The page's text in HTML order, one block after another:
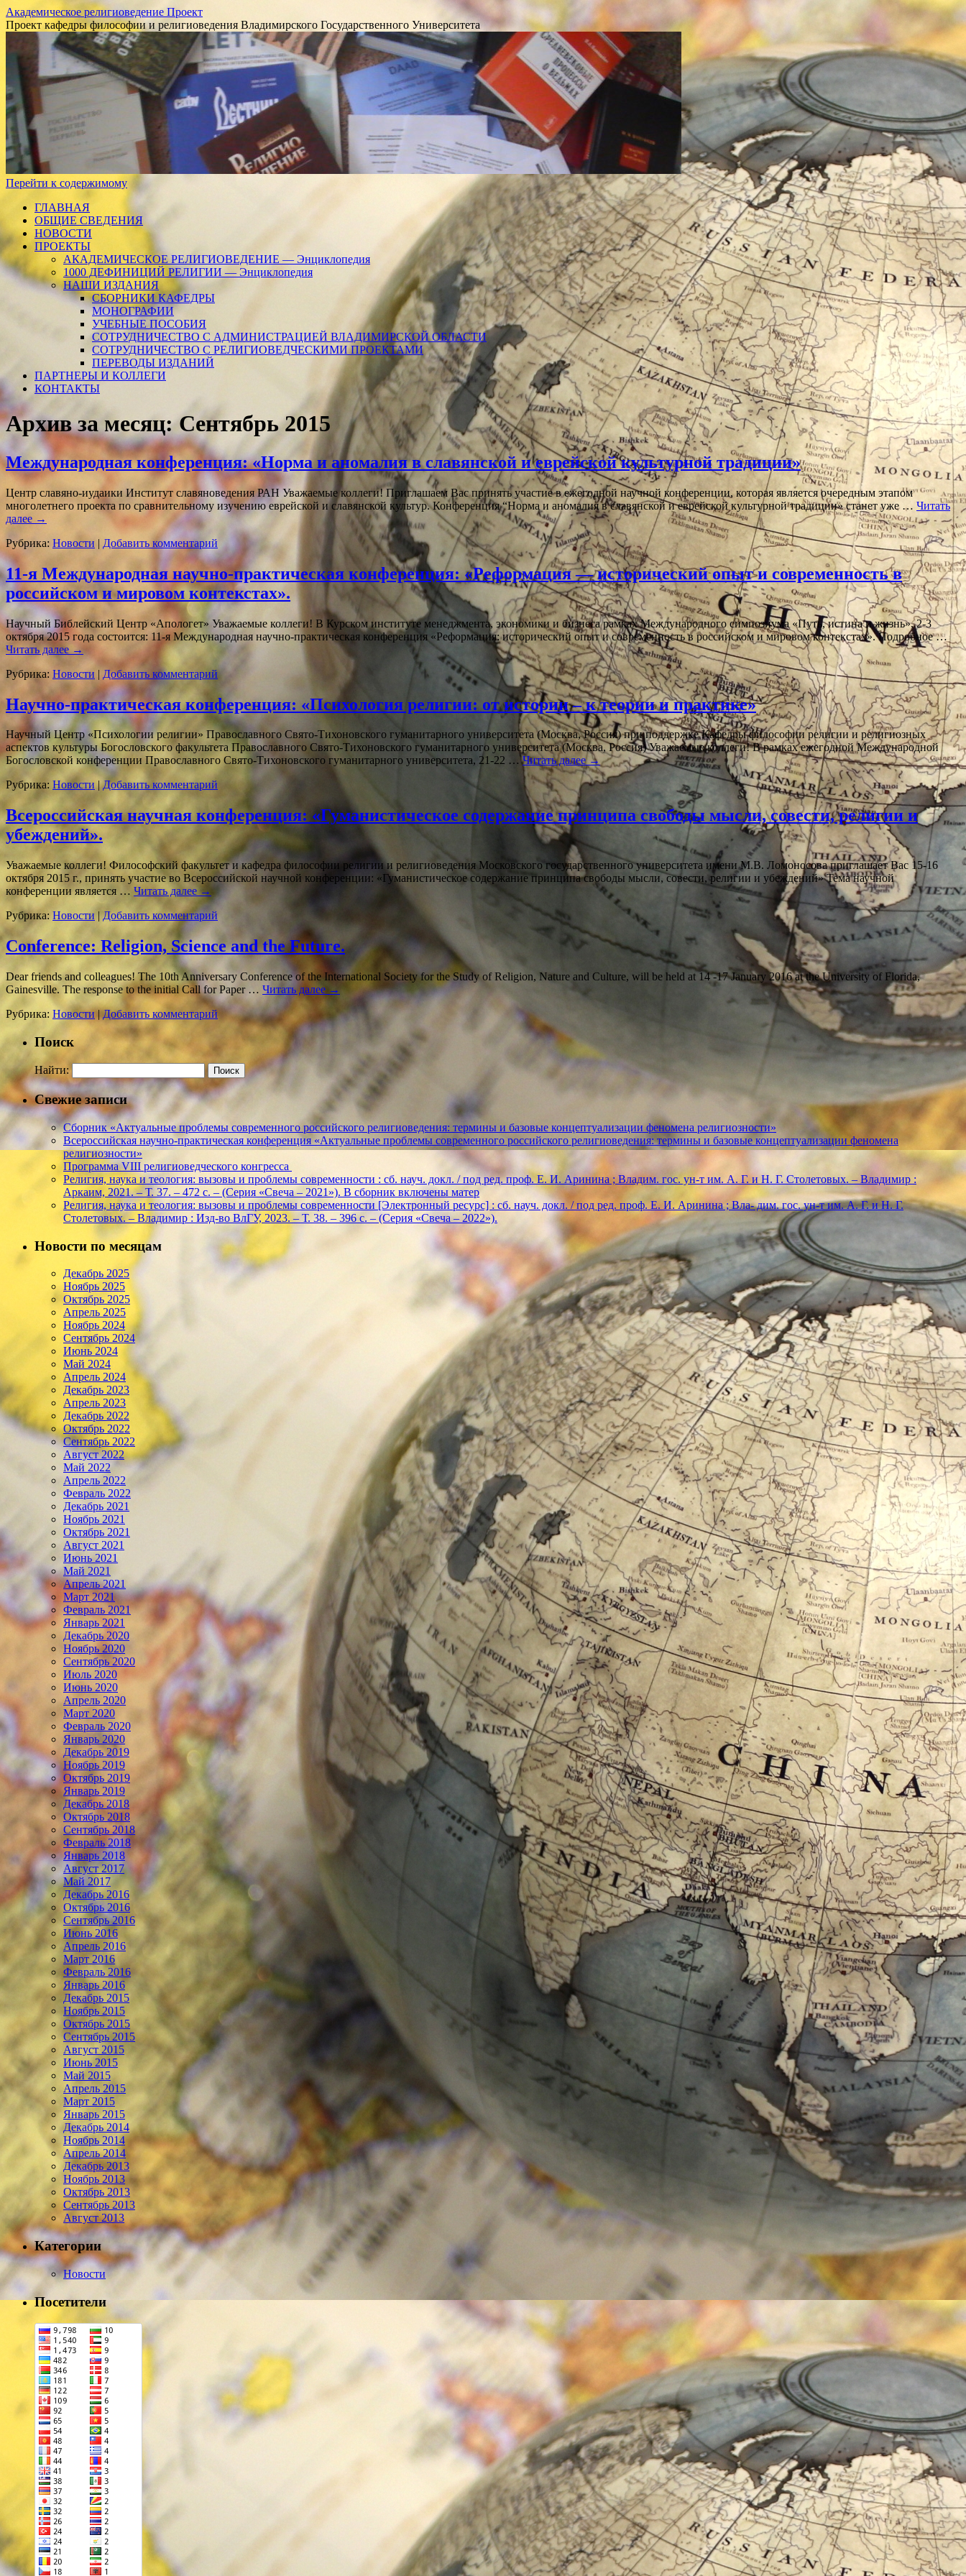
Академическое религиоведение Проект
Проект кафедры философии и религиоведения Владимирского Государственного Университета
Перейти к содержимому
ГЛАВНАЯ
ОБЩИЕ СВЕДЕНИЯ
НОВОСТИ
ПРОЕКТЫ
АКАДЕМИЧЕСКОЕ РЕЛИГИОВЕДЕНИЕ — Энциклопедия
1000 ДЕФИНИЦИЙ РЕЛИГИИ — Энциклопедия
НАШИ ИЗДАНИЯ
СБОРНИКИ КАФЕДРЫ
МОНОГРАФИИ
УЧЕБНЫЕ ПОСОБИЯ
СОТРУДНИЧЕСТВО С АДМИНИСТРАЦИЕЙ ВЛАДИМИРСКОЙ ОБЛАСТИ
СОТРУДНИЧЕСТВО С РЕЛИГИОВЕДЧЕСКИМИ ПРОЕКТАМИ
ПЕРЕВОДЫ ИЗДАНИЙ
ПАРТНЕРЫ И КОЛЛЕГИ
КОНТАКТЫ
Архив за месяц:Сентябрь 2015
Международная конференция: «Норма и аномалия в славянской и еврейской культурной традиции»
Центр славяно-иудаики Институт славяноведения РАН Уважаемые коллеги! Приглашаем Вас принять участие в ежегодной научной конференции, которая является очередным этапом
многолетнего проекта по сравнительному изучению еврейской и славянской культур. Конференция “Норма и аномалия в славянской и еврейской культурной традиции» станет уже … Читать
далее →
Рубрика: Новости | Добавить комментарий
11-я Международная научно-практическая конференция: «Реформация — исторический опыт и современность в
российском и мировом контекстах».
Научный Библейский Центр «Апологет» Уважаемые коллеги! В Курском институте менеджмента, экономики и бизнеса рамках Международного симпозиума «Путь, истина и жизнь», 2-3
октября 2015 года состоится: 11-я Международная научно-практическая конференция «Реформация: исторический опыт и современность в российском и мировом контекстах». Подробное …
Читать далее →
Рубрика: Новости | Добавить комментарий
Научно-практическая конференция: «Психология религии: от истории – к теории и практике»
Научный Центр «Психологии религии» Православного Свято-Тихоновского гуманитарного университета (Москва, Россия) при поддержке Кафедры философии религии и религиозных
аспектов культуры Богословского факультета Православного Свято-Тихоновского гуманитарного университета (Москва, Россия) Уважаемые коллеги! В рамках ежегодной Международной
Богословской конференции Православного Свято-Тихоновского гуманитарного университета, 21-22 …Читать далее →
Рубрика: Новости | Добавить комментарий
Всероссийская научная конференция: «Гуманистическое содержание принципа свободы мысли, совести, религии и
убеждений».
Уважаемые коллеги! Философский факультет и кафедра философии религии и религиоведения Московского государственного университета имени М.В. Ломоносова приглашает Вас 15-16
октября 2015 г., принять участие во Всероссийской научной конференции: «Гуманистическое содержание принципа свободы мысли, совести, религии и убеждений» Тема научной
конференции является … Читать далее →
Рубрика: Новости | Добавить комментарий
Conference: Religion, Science and the Future.
Dear friends and colleagues! The 10th Anniversary Conference of the International Society for the Study of Religion, Nature and Culture, will be held at 14 -17 January 2016 at the University of Florida,
Gainesville. The response to the initial Call for Paper … Читать далее →
Рубрика: Новости | Добавить комментарий
Поиск
Найти:
Свежие записи
Сборник «Актуальные проблемы современного российского религиоведения: термины и базовые концептуализации феномена религиозности»
Всероссийская научно-практическая конференция «Актуальные проблемы современного российского религиоведения: термины и базовые концептуализации феномена
религиозности»
Программа VIII религиоведческого конгресса
Религия, наука и теология: вызовы и проблемы современности : сб. науч. докл. / под ред. проф. Е. И. Аринина ; Владим. гос. ун-т им. А. Г. и Н. Г. Столетовых. – Владимир :
Аркаим, 2021. – Т. 37. – 472 с. – (Серия «Свеча – 2021»). В сборник включены матер
Религия, наука и теология: вызовы и проблемы современности [Электронный ресурс] : сб. науч. докл. / под ред. проф. Е. И. Аринина ; Вла- дим. гос. ун-т им. А. Г. и Н. Г.
Столетовых. – Владимир : Изд-во ВлГУ, 2023. – Т. 38. – 396 с. – (Серия «Свеча – 2022»).
Новости по месяцам
Декабрь 2025
Ноябрь 2025
Октябрь 2025
Апрель 2025
Ноябрь 2024
Сентябрь 2024
Июнь 2024
Май 2024
Апрель 2024
Декабрь 2023
Апрель 2023
Декабрь 2022
Октябрь 2022
Сентябрь 2022
Август 2022
Май 2022
Апрель 2022
Февраль 2022
Декабрь 2021
Ноябрь 2021
Октябрь 2021
Август 2021
Июнь 2021
Май 2021
Апрель 2021
Март 2021
Февраль 2021
Январь 2021
Декабрь 2020
Ноябрь 2020
Сентябрь 2020
Июль 2020
Июнь 2020
Апрель 2020
Март 2020
Февраль 2020
Январь 2020
Декабрь 2019
Ноябрь 2019
Октябрь 2019
Январь 2019
Декабрь 2018
Октябрь 2018
Сентябрь 2018
Февраль 2018
Январь 2018
Август 2017
Май 2017
Декабрь 2016
Октябрь 2016
Сентябрь 2016
Июнь 2016
Апрель 2016
Март 2016
Февраль 2016
Январь 2016
Декабрь 2015
Ноябрь 2015
Октябрь 2015
Сентябрь 2015
Август 2015
Июнь 2015
Май 2015
Апрель 2015
Март 2015
Январь 2015
Декабрь 2014
Ноябрь 2014
Апрель 2014
Декабрь 2013
Ноябрь 2013
Октябрь 2013
Сентябрь 2013
Август 2013
Категории
Новости
Посетители